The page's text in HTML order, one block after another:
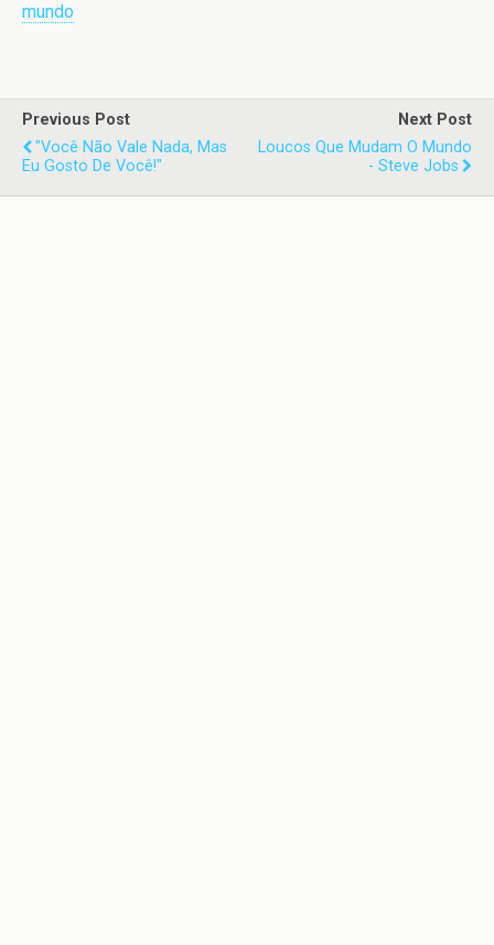
mundo
Previous Post
"Você Não Vale Nada, Mas
Eu Gosto De Você!"
Next Post
Loucos Que Mudam O Mundo
- Steve Jobs